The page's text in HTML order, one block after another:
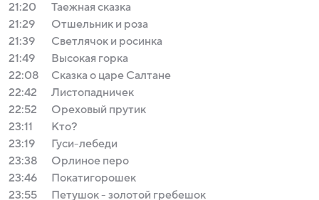
21:20
Таежная сказка
21:29
Отшельник и роза
21:39
Светлячок и росинка
21:49
Высокая горка
22:08
Сказка о царе Салтане
22:42
Листопадничек
22:52
Ореховый прутик
23:11
Кто?
23:19
Гуси-лебеди
23:38
Орлиное перо
23:46
Покатигорошек
23:55
Петушок - золотой гребешок